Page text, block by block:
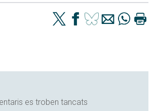
es troben tancats